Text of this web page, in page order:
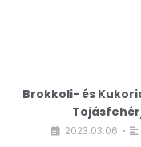
Brokkoli- és
2023.03.06. •